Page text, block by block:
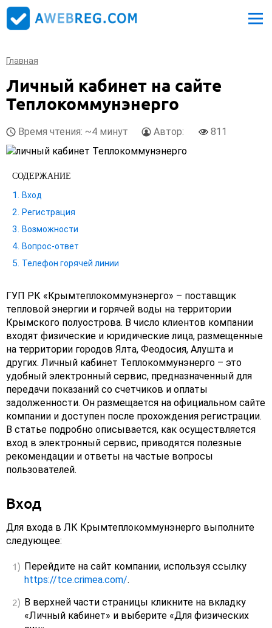
Главная
Личный кабинет на сайте
Теплокоммунэнерго
Время чтения: ~4 минут Автор: 811
СОДЕРЖАНИЕ
Вход
Регистрация
Возможности
Вопрос-ответ
Телефон горячей линии
ГУП РК «Крымтеплокоммунэнерго» – поставщик
тепловой энергии и горячей воды на территории
Крымского полуострова. В число клиентов компании
входят физические и юридические лица, размещенные
на территории городов Ялта, Феодосия, Алушта и
других. Личный кабинет Теплокоммунэнерго – это
удобный электронный сервис, предназначенный для
передачи показаний со счетчиков и оплаты
задолженности. Он размещается на официальном сайте
компании и доступен после прохождения регистрации.
В статье подробно описывается, как осуществляется
вход в электронный сервис, приводятся полезные
рекомендации и ответы на частые вопросы
пользователей.
Вход
Для входа в ЛК Крымтеплокоммунэнерго выполните
следующее:
Перейдите на сайт компании, используя ссылку
https://tce.crimea.com/.
В верхней части страницы кликните на вкладку
«Личный кабинет» и выберите «Для физических